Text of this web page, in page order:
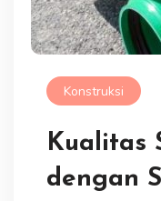
Konstruksi
Kualitas
dengan